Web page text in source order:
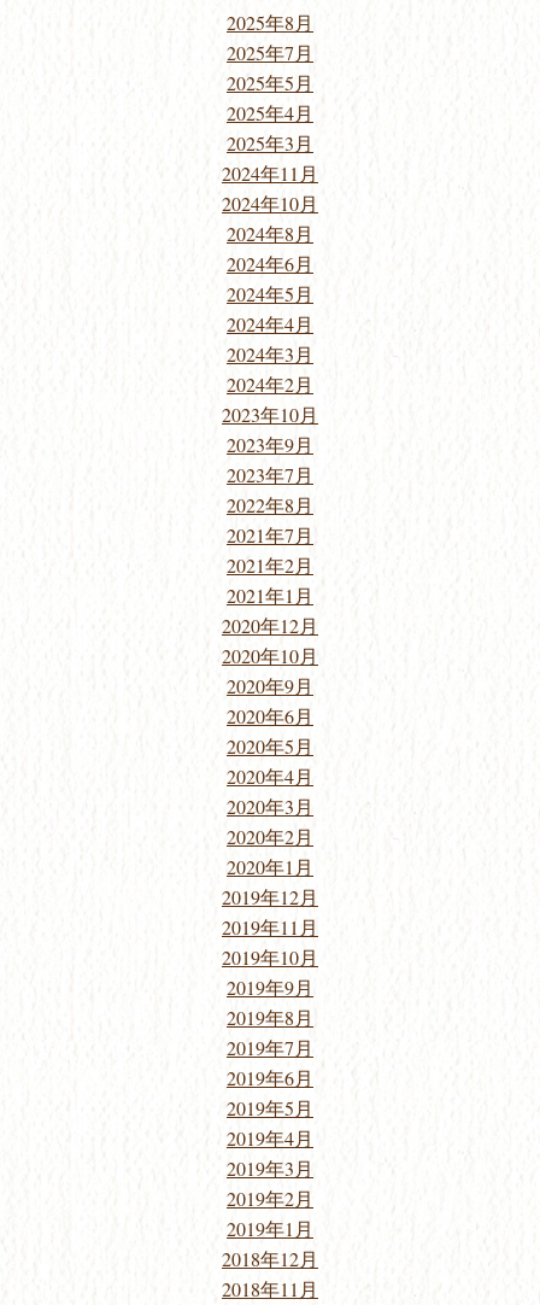
2025年8月
2025年7月
2025年5月
2025年4月
2025年3月
2024年11月
2024年10月
2024年8月
2024年6月
2024年5月
2024年4月
2024年3月
2024年2月
2023年10月
2023年9月
2023年7月
2022年8月
2021年7月
2021年2月
2021年1月
2020年12月
2020年10月
2020年9月
2020年6月
2020年5月
2020年4月
2020年3月
2020年2月
2020年1月
2019年12月
2019年11月
2019年10月
2019年9月
2019年8月
2019年7月
2019年6月
2019年5月
2019年4月
2019年3月
2019年2月
2019年1月
2018年12月
2018年11月